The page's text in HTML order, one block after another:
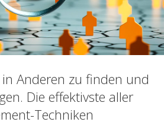
Anderen zu finden und
Die effektivste aller
Techniken